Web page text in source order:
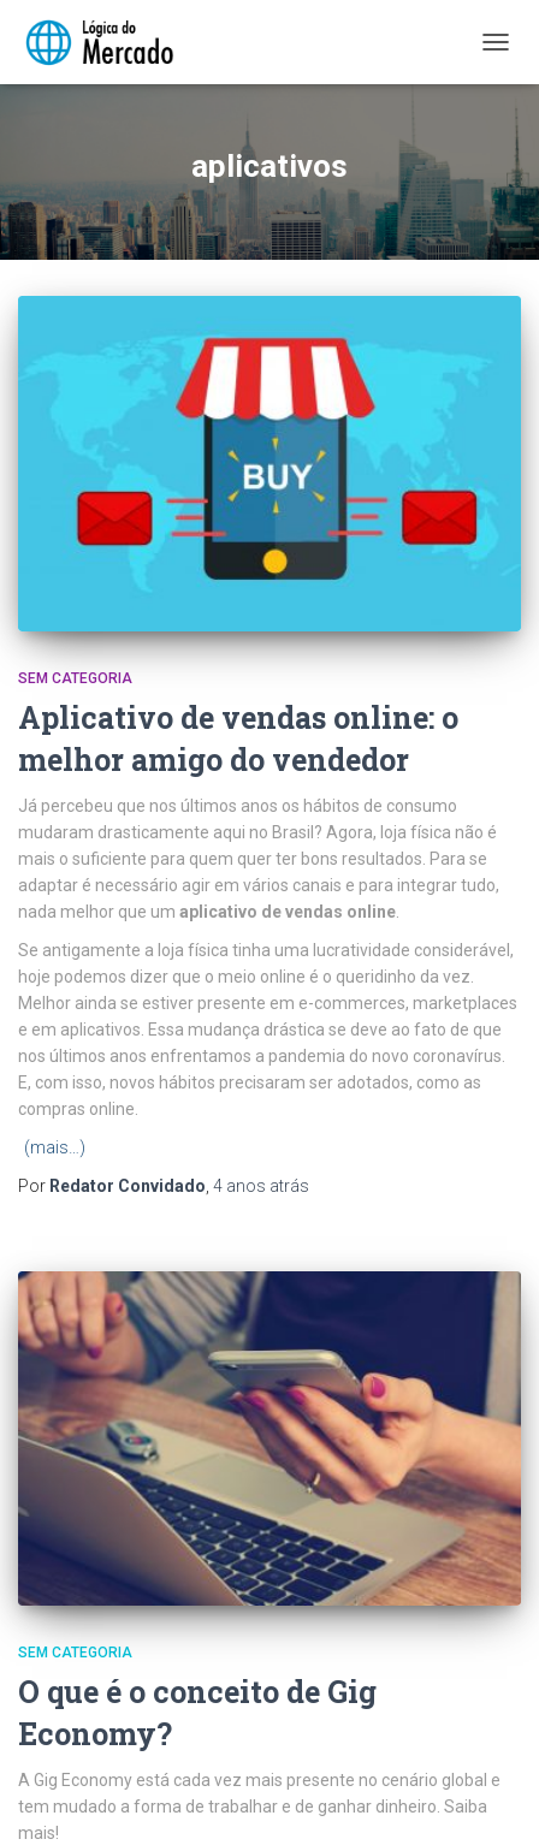
aplicativos
SEM CATEGORIA
Aplicativo de vendas online: o
melhor amigo do vendedor
Já percebeu que nos últimos anos os hábitos de consumo
mudaram drasticamente aqui no Brasil? Agora, loja física não é
mais o suficiente para quem quer ter bons resultados. Para se
adaptar é necessário agir em vários canais e para integrar tudo,
nada melhor que um aplicativo de vendas online
Se antigamente a loja física tinha uma lucratividade considerável,
hoje podemos dizer que o meio online é o queridinho da vez.
Melhor ainda se estiver presente em e-commerces, marketplaces
e em aplicativos. Essa mudança drástica se deve ao fato de que
nos últimos anos enfrentamos a pandemia do novo coronavírus.
E, com isso, novos hábitos precisaram ser adotados, como as
compras online.
(mais…)
Por Redator Convidado 4 anos atrás
SEM CATEGORIA
O que é o conceito de Gig
Economy?
A Gig Economy está cada vez mais presente no cenário global e
tem mudado a forma de trabalhar e de ganhar dinheiro. Saiba
mais!